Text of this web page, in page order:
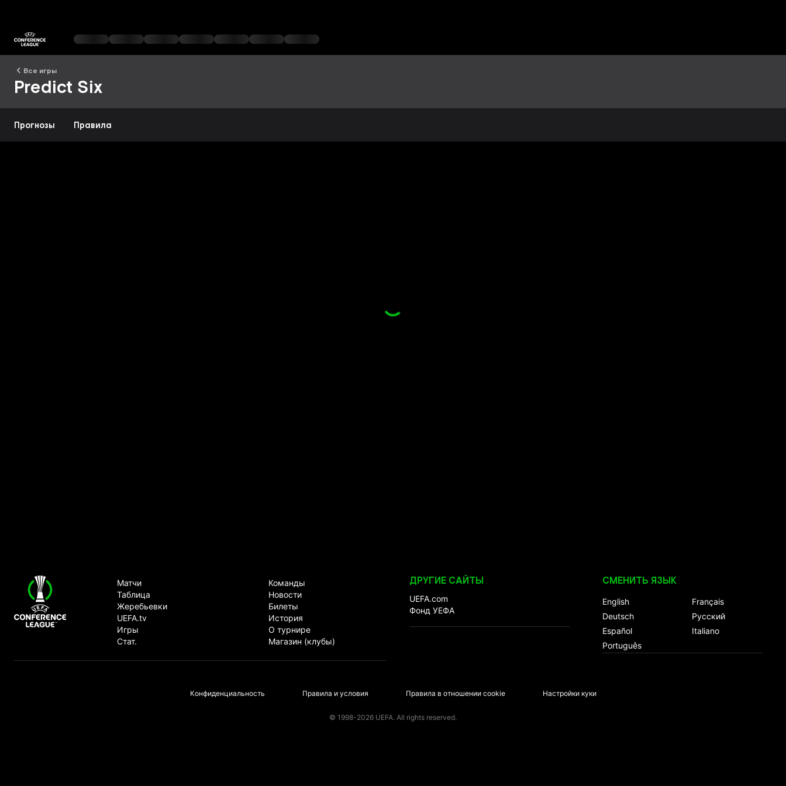
Все игры
Predict Six
Прогнозы Правила
Лига конференций УЕФА
Матчи
Таблица
Жеребьевки
UEFA.tv
Игры
Стат.
Команды
Новости
Билеты
История
О турнире
Магазин (клубы)
ДРУГИЕ САЙТЫ
UEFA.com
Фонд УЕФА
СМЕНИТЬ ЯЗЫК
English
Français
Deutsch
Русский
Español
Italiano
Português
Конфиденциальность Правила и условия Правила в отношении cookie Настройки куки
© 1998-2026 UEFA. All rights reserved.